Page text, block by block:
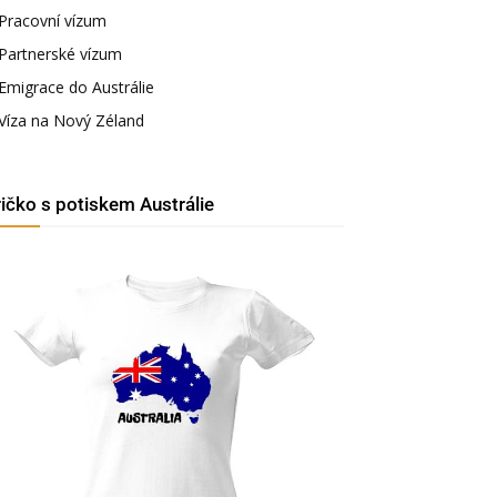
Pracovní vízum
Partnerské vízum
Emigrace do Austrálie
na Nový Zéland
s potiskem Austrálie